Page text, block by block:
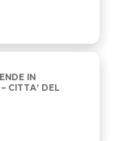
IN
CITTA’ DEL